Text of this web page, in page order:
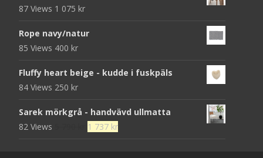
87 Views 1 075 kr
Rope navy/natur
85 Views 400 kr
Fluffy heart beige - kudde i fuskpäls
84 Views 250 kr
Sarek mörkgrå - handvävd ullmatta
82 Views
Det
1 737 krDet